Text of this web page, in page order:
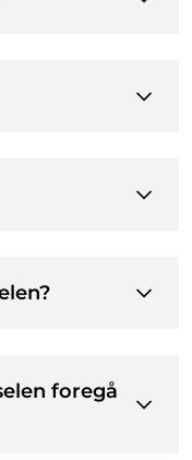
foregå